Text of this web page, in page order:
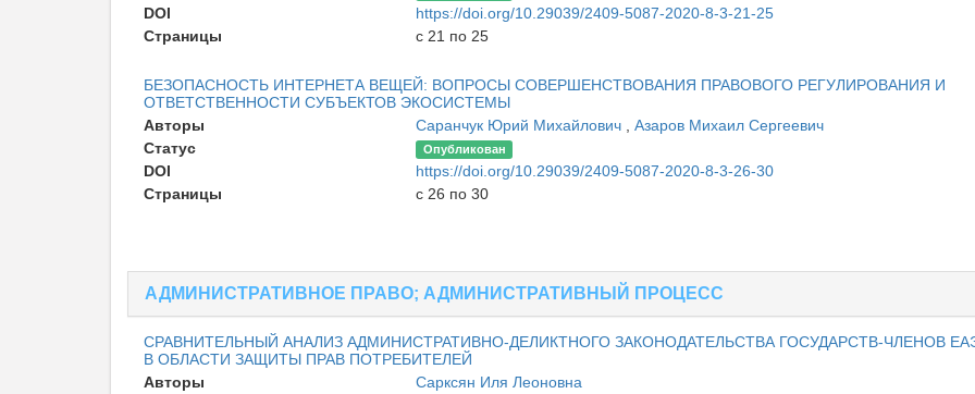
DOI
https://doi.org/10.29039/2409-5087-2020-8-3-21-25
Страницы
с 21 по 25
БЕЗОПАСНОСТЬ ИНТЕРНЕТА ВЕЩЕЙ: ВОПРОСЫ СОВЕРШЕНСТВОВАНИЯ ПРАВОВОГО РЕГУЛИРОВАНИЯ И
ОТВЕТСТВЕННОСТИ СУБЪЕКТОВ ЭКОСИСТЕМЫ
Авторы
Саранчук Юрий Михайлович
Азаров Михаил Сергеевич
Статус
Опубликован
DOI
https://doi.org/10.29039/2409-5087-2020-8-3-26-30
Страницы
с 26 по 30
АДМИНИСТРАТИВНОЕ ПРАВО; АДМИНИСТРАТИВНЫЙ ПРОЦЕСС
СРАВНИТЕЛЬНЫЙ АНАЛИЗ АДМИНИСТРАТИВНО-ДЕЛИКТНОГО ЗАКОНОДАТЕЛЬСТВА ГОСУДАРСТВ-ЧЛЕНОВ
В ОБЛАСТИ ЗАЩИТЫ ПРАВ ПОТРЕБИТЕЛЕЙ
Авторы
Сарксян Иля Леоновна